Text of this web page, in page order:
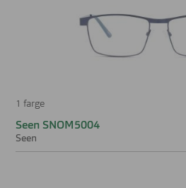
1 farge
Seen SNOM5004
Seen